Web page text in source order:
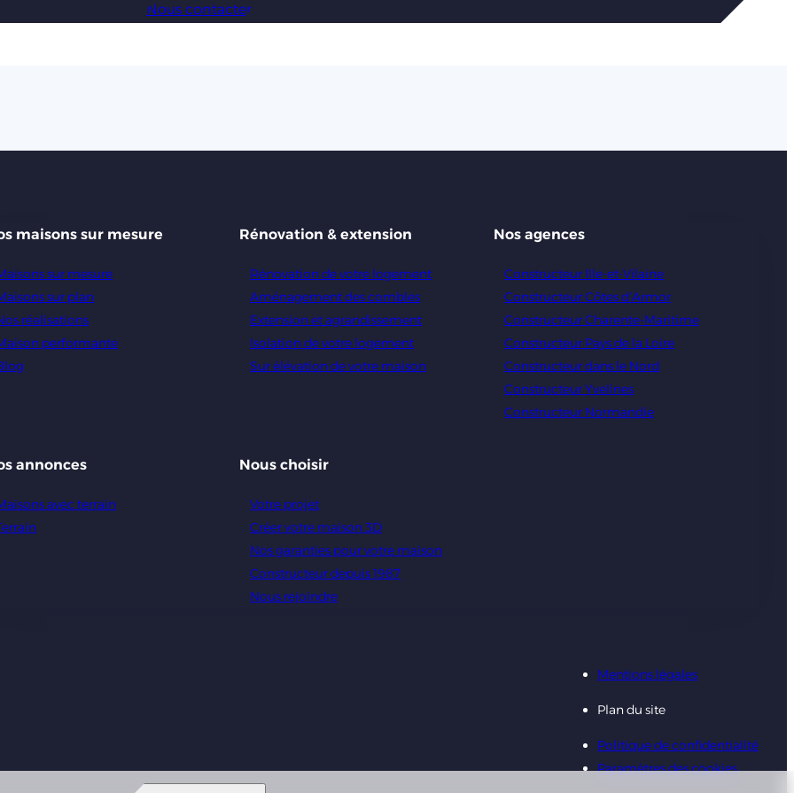
Nous contacter
maisons sur mesure
sur mesure
sur plan
réalisations
performante
Rénovation & extension
Rénovation de votre logement
Aménagement des combles
Extension et agrandissement
Isolation de votre logement
Sur élévation de votre maison
Nos agences
Constructeur Ille-et-Vilaine
Constructeur Côtes d’Armor
Constructeur Charente-Maritime
Constructeur Pays de la Loire
Constructeur dans le Nord
Constructeur Yvelines
Constructeur Normandie
annonces
avec terrain
Nous choisir
Votre projet
Créer votre maison 3D
Nos garanties pour votre maison
Constructeur depuis 1987
Nous rejoindre
Mentions légales
Plan du site
Politique de confidentialité
Paramètres des cookies